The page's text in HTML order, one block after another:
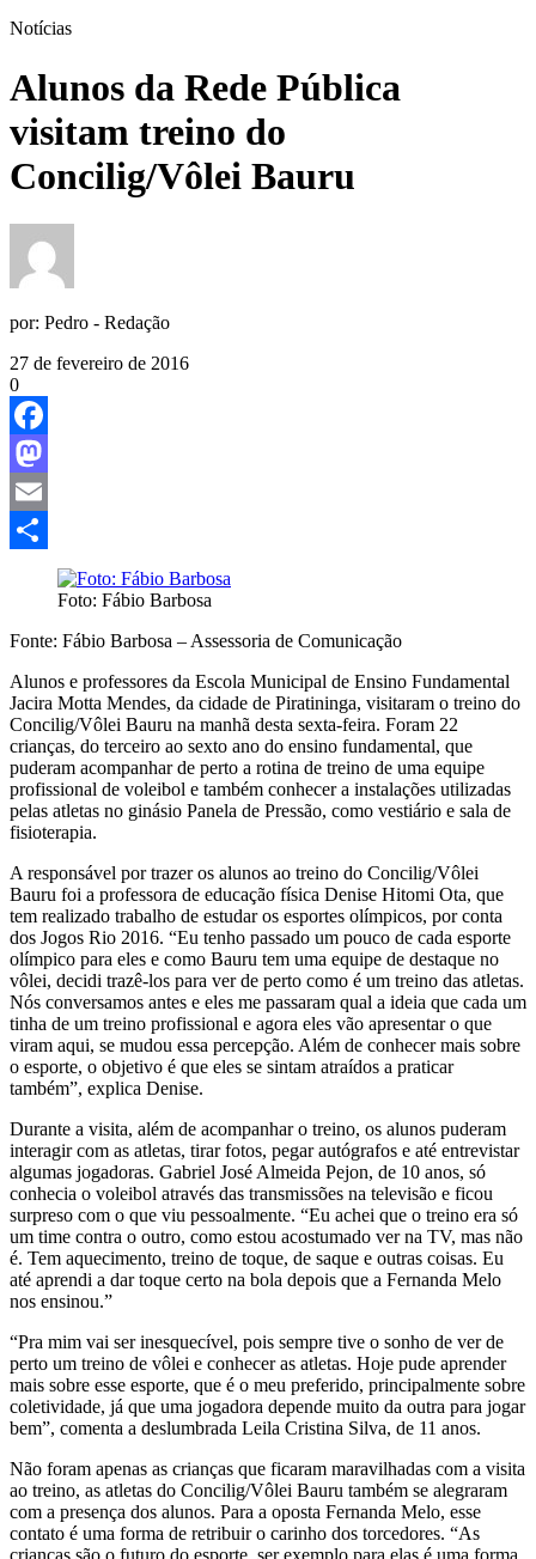
Notícias
Alunos da Rede Pública
visitam treino do
Concilig/Vôlei Bauru
por: Pedro - Redação
27 de fevereiro de 2016
0
Facebook
Mastodon
Email
Foto: Fábio Barbosa
Fonte: Fábio Barbosa – Assessoria de Comunicação
Alunos e professores da Escola Municipal de Ensino Fundamental
Jacira Motta Mendes, da cidade de Piratininga, visitaram o treino do
Concilig/Vôlei Bauru na manhã desta sexta-feira. Foram 22
crianças, do terceiro ao sexto ano do ensino fundamental, que
puderam acompanhar de perto a rotina de treino de uma equipe
profissional de voleibol e também conhecer a instalações utilizadas
pelas atletas no ginásio Panela de Pressão, como vestiário e sala de
fisioterapia.
A responsável por trazer os alunos ao treino do Concilig/Vôlei
Bauru foi a professora de educação física Denise Hitomi Ota, que
tem realizado trabalho de estudar os esportes olímpicos, por conta
dos Jogos Rio 2016. “Eu tenho passado um pouco de cada esporte
olímpico para eles e como Bauru tem uma equipe de destaque no
vôlei, decidi trazê-los para ver de perto como é um treino das atletas.
Nós conversamos antes e eles me passaram qual a ideia que cada um
tinha de um treino profissional e agora eles vão apresentar o que
viram aqui, se mudou essa percepção. Além de conhecer mais sobre
o esporte, o objetivo é que eles se sintam atraídos a praticar
também”, explica Denise.
Durante a visita, além de acompanhar o treino, os alunos puderam
interagir com as atletas, tirar fotos, pegar autógrafos e até entrevistar
algumas jogadoras. Gabriel José Almeida Pejon, de 10 anos, só
conhecia o voleibol através das transmissões na televisão e ficou
surpreso com o que viu pessoalmente. “Eu achei que o treino era só
um time contra o outro, como estou acostumado ver na TV, mas não
é. Tem aquecimento, treino de toque, de saque e outras coisas. Eu
até aprendi a dar toque certo na bola depois que a Fernanda Melo
nos ensinou.”
“Pra mim vai ser inesquecível, pois sempre tive o sonho de ver de
perto um treino de vôlei e conhecer as atletas. Hoje pude aprender
mais sobre esse esporte, que é o meu preferido, principalmente sobre
coletividade, já que uma jogadora depende muito da outra para jogar
bem”, comenta a deslumbrada Leila Cristina Silva, de 11 anos.
Não foram apenas as crianças que ficaram maravilhadas com a visita
ao treino, as atletas do Concilig/Vôlei Bauru também se alegraram
com a presença dos alunos. Para a oposta Fernanda Melo, esse
contato é uma forma de retribuir o carinho dos torcedores. “As